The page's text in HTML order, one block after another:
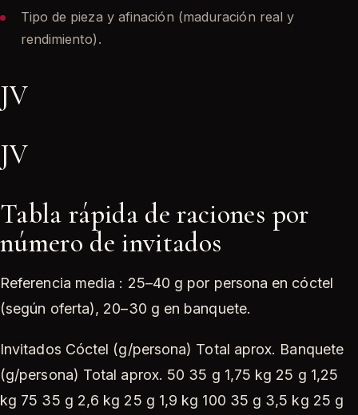
Tipo de pieza y afinación (maduración real y
rendimiento).
JV
JV
Tabla rápida de raciones por
número de invitados
Referencia media : 25–40 g por persona en cóctel
(según oferta), 20–30 g en banquete.
Invitados Cóctel (g/persona) Total aprox. Banquete
(g/persona) Total aprox. 50 35 g 1,75 kg 25 g 1,25
kg 75 35 g 2,6 kg 25 g 1,9 kg 100 35 g 3,5 kg 25 g